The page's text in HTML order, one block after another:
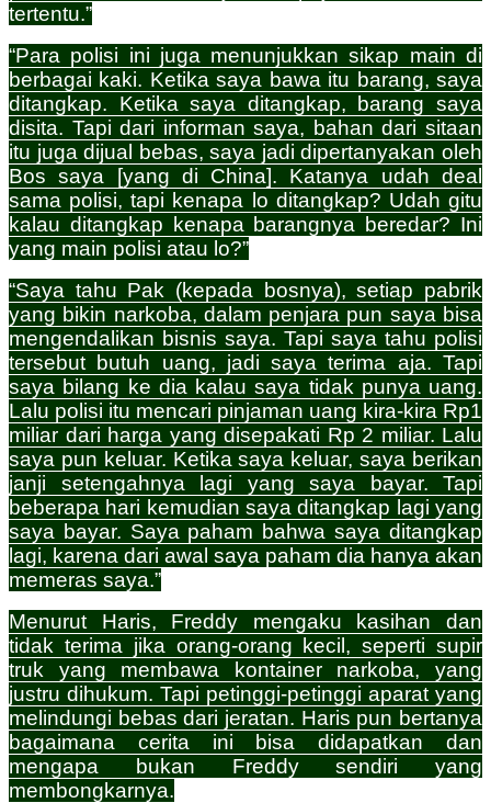
tertentu.”
“Para polisi ini juga menunjukkan sikap main di
berbagai kaki. Ketika saya bawa itu barang, saya
ditangkap. Ketika saya ditangkap, barang saya
disita. Tapi dari informan saya, bahan dari sitaan
itu juga dijual bebas, saya jadi dipertanyakan oleh
Bos saya [yang di China]. Katanya udah deal
sama polisi, tapi kenapa lo ditangkap? Udah gitu
kalau ditangkap kenapa barangnya beredar? Ini
yang main polisi atau lo?”
“Saya tahu Pak (kepada bosnya), setiap pabrik
yang bikin narkoba, dalam penjara pun saya bisa
mengendalikan bisnis saya. Tapi saya tahu polisi
tersebut butuh uang, jadi saya terima aja. Tapi
saya bilang ke dia kalau saya tidak punya uang.
Lalu polisi itu mencari pinjaman uang kira-kira Rp1
miliar dari harga yang disepakati Rp 2 miliar. Lalu
saya pun keluar. Ketika saya keluar, saya berikan
janji setengahnya lagi yang saya bayar. Tapi
beberapa hari kemudian saya ditangkap lagi yang
saya bayar. Saya paham bahwa saya ditangkap
lagi, karena dari awal saya paham dia hanya akan
memeras saya.”
Menurut Haris, Freddy mengaku kasihan dan
tidak terima jika orang-orang kecil, seperti supir
truk yang membawa kontainer narkoba, yang
justru dihukum. Tapi petinggi-petinggi aparat yang
melindungi bebas dari jeratan. Haris pun bertanya
bagaimana cerita ini bisa didapatkan dan
mengapa bukan Freddy sendiri yang
membongkarnya.